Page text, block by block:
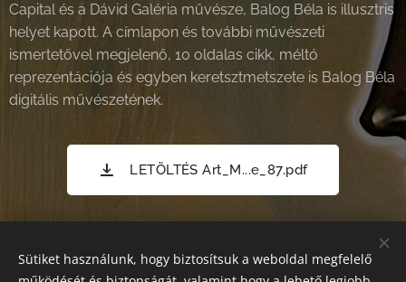
Capital és a Dávid Galéria művésze, Balog Béla is illusztris
helyet kapott. A címlapon és további művészeti
ismertetővel megjelenő, 10 oldalas cikk, méltó
reprezentációja és egyben keretsztmetszete is Balog Béla
digitális művészetének.
LETÖLTÉS Art_M...e_87.pdf
Sütiket használunk, hogy biztosítsuk a weboldal megfelelő